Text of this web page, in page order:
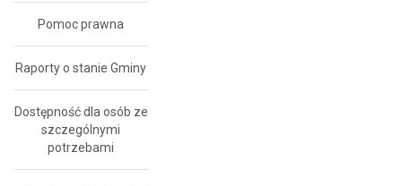
Pomoc prawna
Raporty o stanie Gminy
Dostępność dla osób ze
szczególnymi
potrzebami